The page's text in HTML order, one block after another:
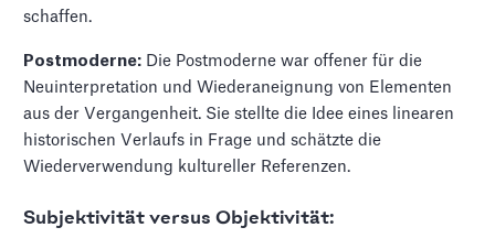
schaffen.
Postmoderne: Die Postmoderne war offener für die
Neuinterpretation und Wiederaneignung von Elementen
aus der Vergangenheit. Sie stellte die Idee eines linearen
historischen Verlaufs in Frage und schätzte die
Wiederverwendung kultureller Referenzen.
Subjektivität versus Objektivität: